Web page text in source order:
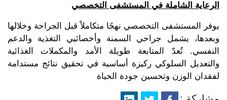
الرعاية الشاملة في المستشفى التخصصي
يوفر المستشفى التخصصي نهجًا متكاملاً قبل الجراحة وخلالها
وبعدها، يشمل جراحي السمنة وأخصائيي التغذية والدعم
النفسي. تُعدّ المتابعة طويلة الأمد والمكملات الغذائية
والتعديل السلوكي ركيزة أساسية في تحقيق نتائج مستدامة
لفقدان الوزن وتحسين جودة الحياة